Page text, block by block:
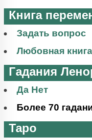
Книга
Задать вопрос
Любовная
Гадания
Да Нет
Более 70
Таро